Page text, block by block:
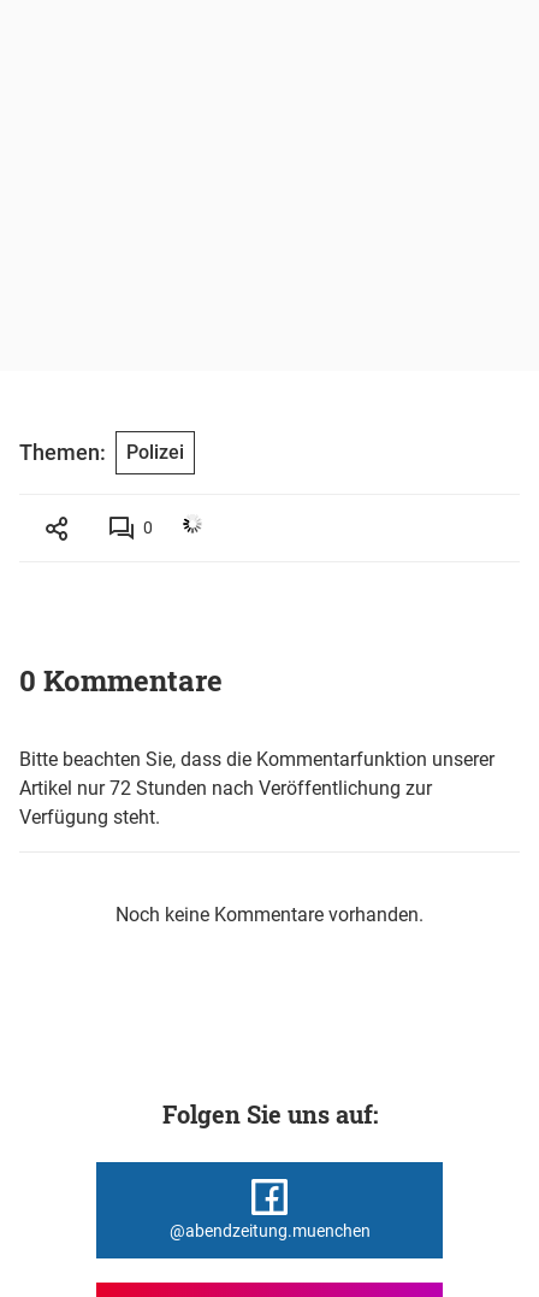
Themen: Polizei
0
0 Kommentare
Bitte beachten Sie, dass die Kommentarfunktion unserer
Artikel nur 72 Stunden nach Veröffentlichung zur
Verfügung steht.
Noch keine Kommentare vorhanden.
Folgen Sie uns auf:
@abendzeitung.muenchen